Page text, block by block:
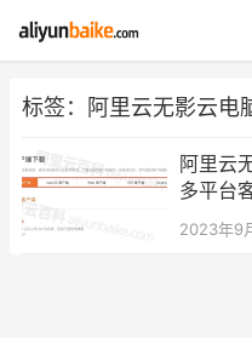
标签：阿里云无影云电
阿里云
多平台
2023年9